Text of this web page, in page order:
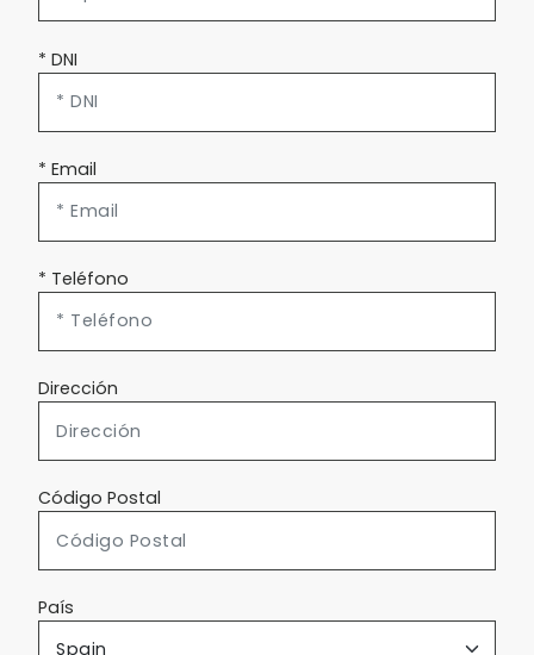
* DNI
* Email
* Teléfono
Dirección
Código Postal
País